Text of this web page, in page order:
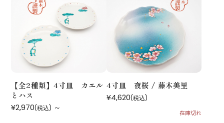
【全2種類】4寸皿 カエル
とハス
¥2,970(税込) ～
4寸皿 夜桜 / 藤木美里
¥4,620(税込)
在庫切れ